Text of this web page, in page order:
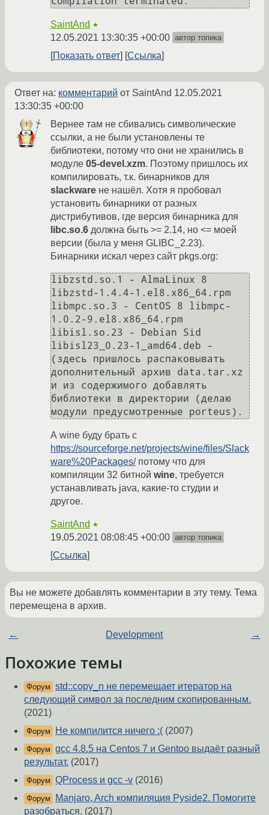
SaintAnd ★
12.05.2021 13:30:35 +00:00 автор топика
Показать ответ Ссылка
Ответ на: комментарий от SaintAnd 12.05.2021
13:30:35 +00:00
Вернее там не сбивались символические
ссылки, а не были установлены те
библиотеки, потому что они не хранились в
модуле 05-devel.xzm. Поэтому пришлось их
компилировать, т.к. бинарников для
slackware не нашёл. Хотя я пробовал
установить бинарники от разных
дистрибутивов, где версия бинарника для
libc.so.6 должна быть >= 2.14, но <= моей
версии (была у меня GLIBC_2.23).
Бинарники искал через сайт pkgs.org:
libzstd.so.1 - AlmaLinux 8
libzstd-1.4.4-1.el8.x86_64.rpm
libmpc.so.3 - CentOS 8 libmpc-
1.0.2-9.el8.x86_64.rpm
libisl.so.23 - Debian Sid
libisl23_0.23-1_amd64.deb -
(здесь пришлось распаковывать
дополнительный архив data.tar.xz
и из содержимого добавлять
библиотеки в директории (делаю
А wine буду брать с
https://sourceforge.net/projects/wine/files/Slack
ware%20Packages/потому что для
компиляции 32 битной wine, требуется
устанавливать java, какие-то студии и
другое.
SaintAnd ★
19.05.2021 08:08:45 +00:00 автор топика
Ссылка
Вы не можете добавлять комментарии в эту тему. Тема
перемещена в архив.
← Development →
Похожие темы
Форум std::copy_n не перемещает итератор на
следующий символ за последним скопированным.
(2021)
Форум Не компилится ничего :( (2007)
Форум gcc 4.8.5 на Centos 7 и Gentoo выдаёт разный
результат. (2017)
Форум QProcess и gcc -v (2016)
Форум
Manjaro, Arch компиляция Pyside2. Помогите
разобраться. (2017)